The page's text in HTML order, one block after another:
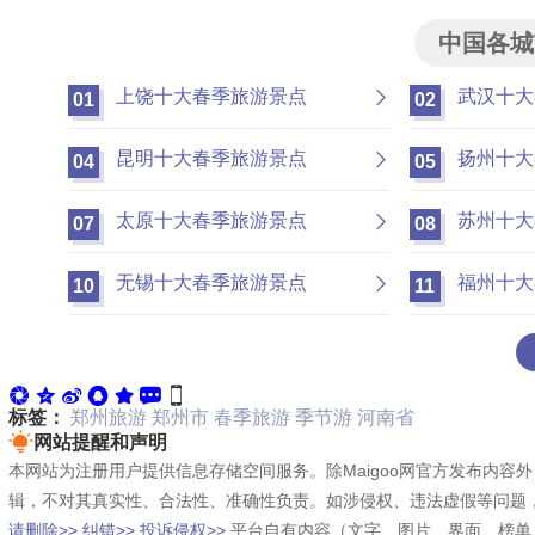
中国各
01 上饶十大春季旅游景点 02 武汉十
04 昆明十大春季旅游景点 05 扬州十
07 太原十大春季旅游景点 08 苏州十
10 无锡十大春季旅游景点 11 福州十
标签： 郑州旅游 郑州市 春季旅游 季节游 河南省
网站提醒和声明
本网站为注册用户提供信息存储空间服务。除Maigoo网官方发布内容
辑，不对其真实性、合法性、准确性负责。如涉侵权、违法虚假等问
请删除>> 纠错>> 投诉侵权>> 平台自有内容（文字、图片、界面、榜